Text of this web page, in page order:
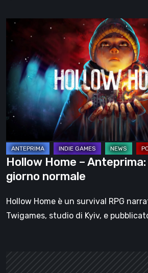
Hollow
Home
Anteprima:
l’ultimo
giorno
normale
Hollow Home – Anteprima:
giorno normale
Hollow Home è un survival RPG
Twigames, studio di Kyiv, e